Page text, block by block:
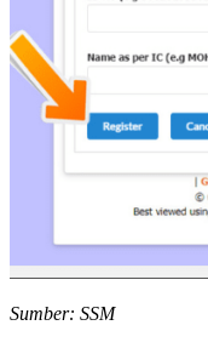
Sumber: SSM